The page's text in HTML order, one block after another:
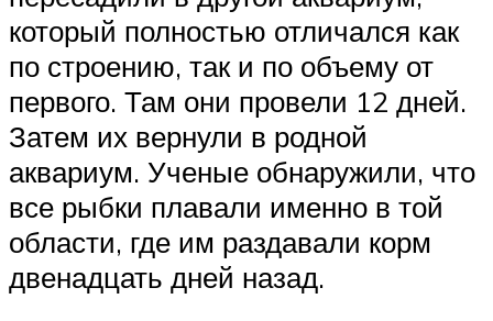
который полностью отличался как
по строению, так и по объему от
первого. Там они провели 12 дней.
Затем их вернули в родной
аквариум. Ученые обнаружили, что
все рыбки плавали именно в той
области, где им раздавали корм
двенадцать дней назад.